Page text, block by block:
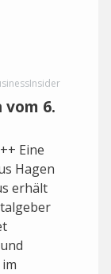
6.
Eine
Hagen
erhält